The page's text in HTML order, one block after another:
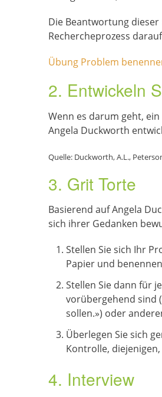
Die Beantwortung
Rechercheprozess
Übung Problem
2. Entwickeln
Wenn es darum geht,
Angela Duckworth
Quelle: Duckworth, A.L.,
3. Grit Torte
Basierend auf Angela
sich ihrer Gedanken
Stellen Sie sich Ihr
Papier und
Stellen Sie dann für
vorübergehend sind
sollen.») oder
Überlegen Sie sich
Kontrolle,
4. Interview